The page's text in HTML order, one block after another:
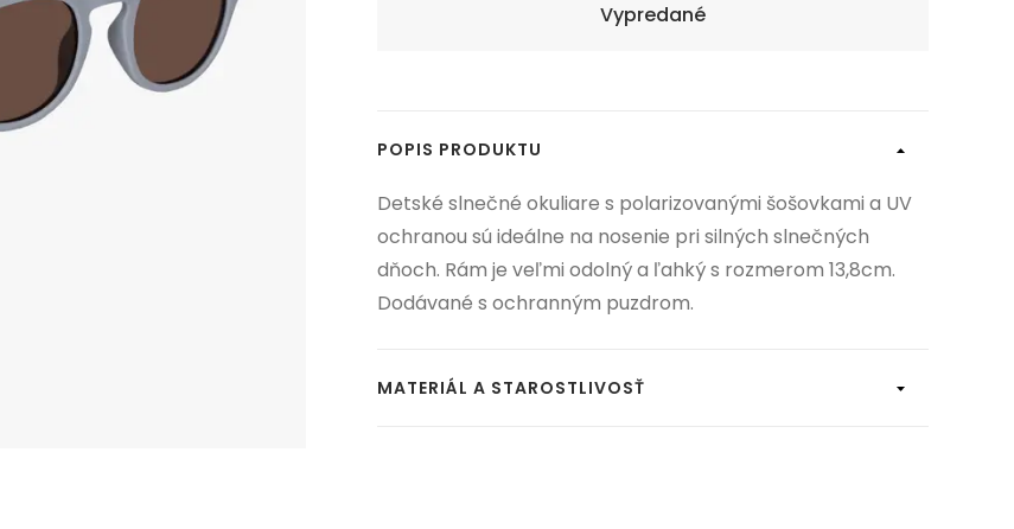
Vypredané
POPIS PRODUKTU
Detské slnečné okuliare s polarizovanými šošovkami a UV
ochranou sú ideálne na nosenie pri silných slnečných
dňoch. Rám je veľmi odolný a ľahký s rozmerom 13,8cm.
Dodávané s ochranným puzdrom.
MATERIÁL A STAROSTLIVOSŤ